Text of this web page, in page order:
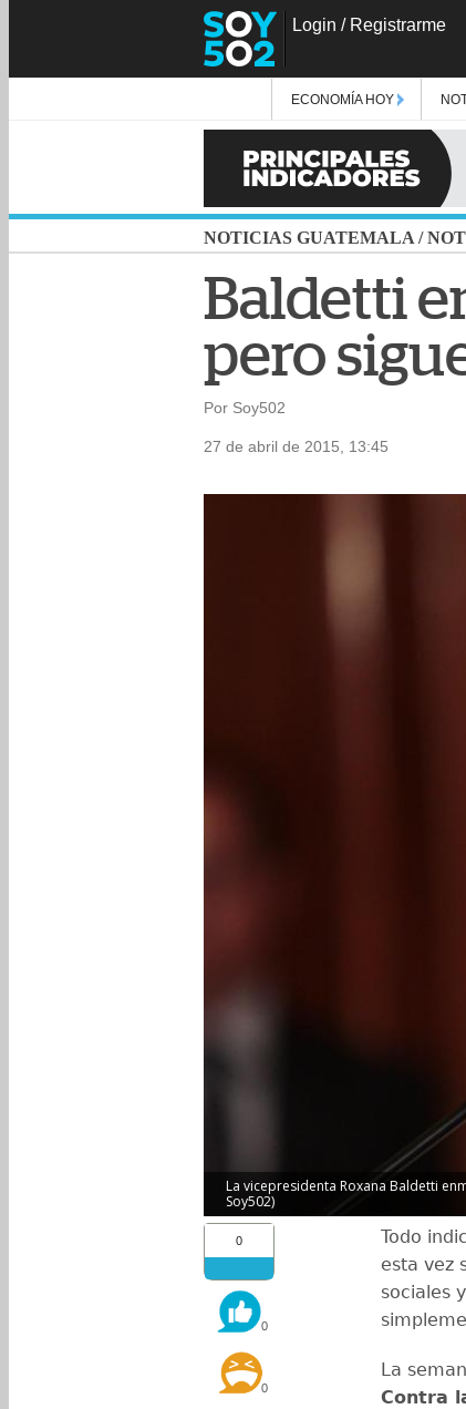
Login / Registrarme
ECONOMÍA HOY
NOTICIAS GUATEMALA /
Baldetti
pero
Por Soy502
27 de abril de 2015, 13:45
La vicepresidenta Roxana Baldetti
Soy502)
0
0
0
Todo
esta vez
sociales
La
Contra